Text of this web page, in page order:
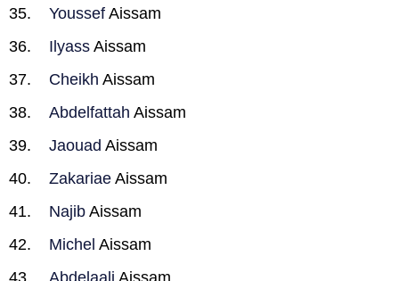
Youssef Aissam
Ilyass Aissam
Cheikh Aissam
Abdelfattah Aissam
Jaouad Aissam
Zakariae Aissam
Najib Aissam
Michel Aissam
Abdelaali Aissam